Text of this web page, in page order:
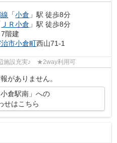
「小倉 」駅 徒歩8分
ＪＲ小倉 」駅 徒歩8分
階建
市小倉町西山71-1
施設充実♪ ★2way利用可
がありません。
小倉駅南」への
せはこちら